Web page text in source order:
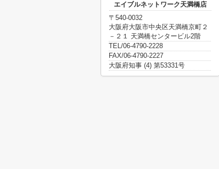
エイブルネットワーク天満橋店
〒540-0032
大阪府大阪市中央区天満橋京町２
－２１ 天満橋センタービル2階
TEL/06-4790-2228
FAX/06-4790-2227
大阪府知事 (4) 第53331号